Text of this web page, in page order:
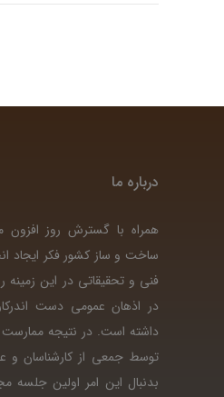
درباره ما
همراه با گسترش روز
ساخت و ساز کشور فکر ایجاد
فنی و تحقیقاتی در این
در اذهان عمومی دست
داشته است. در نتیجه ممارست
توسط جمعی از کارشناسان و
بدنبال این امر اولین